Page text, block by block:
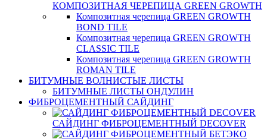
КОМПОЗИТНАЯ ЧЕРЕПИЦА GREEN GROWTH
Композитная черепица GREEN GROWTH
BOND TILE
Композитная черепица GREEN GROWTH
CLASSIC TILE
Композитная черепица GREEN GROWTH
ROMAN TILE
БИТУМНЫЕ ВОЛНИСТЫЕ ЛИСТЫ
БИТУМНЫЕ ЛИСТЫ ОНДУЛИН
ФИБРОЦЕМЕНТНЫЙ САЙДИНГ
САЙДИНГ ФИБРОЦЕМЕНТНЫЙ DECOVER